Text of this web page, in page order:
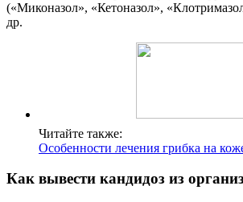
(«Миконазол», «Кетоназол»,
др.
Читайте также:
Особенности лечения грибка на
Как вывести кандидоз из